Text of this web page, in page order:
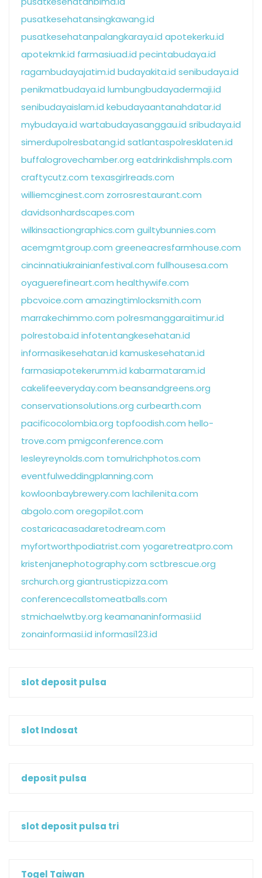
pusatkesehatansingkawang.id
pusatkesehatanpalangkaraya.id apotekerku.id
apotekmk.id farmasiuad.id pecintabudaya.id
ragambudayajatim.id budayakita.id senibudaya.id
penikmatbudaya.id lumbungbudayadermaji.id
senibudayaislam.id kebudayaantanahdatar.id
mybudaya.id wartabudayasanggau.id sribudaya.id
simerdupolresbatang.id satlantaspolresklaten.id
buffalogrovechamber.org eatdrinkdishmpls.com
craftycutz.com texasgirlreads.com
williemcginest.com zorrosrestaurant.com
davidsonhardscapes.com
wilkinsactiongraphics.com guiltybunnies.com
acemgmtgroup.com greeneacresfarmhouse.com
cincinnatiukrainianfestival.com fullhousesa.com
oyaguerefineart.com healthywife.com
pbcvoice.com amazingtimlocksmith.com
marrakechimmo.com polresmanggaraitimur.id
polrestoba.id infotentangkesehatan.id
informasikesehatan.id kamuskesehatan.id
farmasiapotekerumm.id kabarmataram.id
cakelifeeveryday.com beansandgreens.org
conservationsolutions.org curbearth.com
pacificocolombia.org topfoodish.com hello-
trove.com pmigconference.com
lesleyreynolds.com tomulrichphotos.com
eventfulweddingplanning.com
kowloonbaybrewery.com lachilenita.com
abgolo.com oregopilot.com
costaricacasadaretodream.com
myfortworthpodiatrist.com yogaretreatpro.com
kristenjanephotography.com sctbrescue.org
srchurch.org giantrusticpizza.com
conferencecallstomeatballs.com
stmichaelwtby.org keamananinformasi.id
zonainformasi.id informasi123.id
slot deposit pulsa
slot Indosat
deposit pulsa
slot deposit pulsa tri
Togel Taiwan